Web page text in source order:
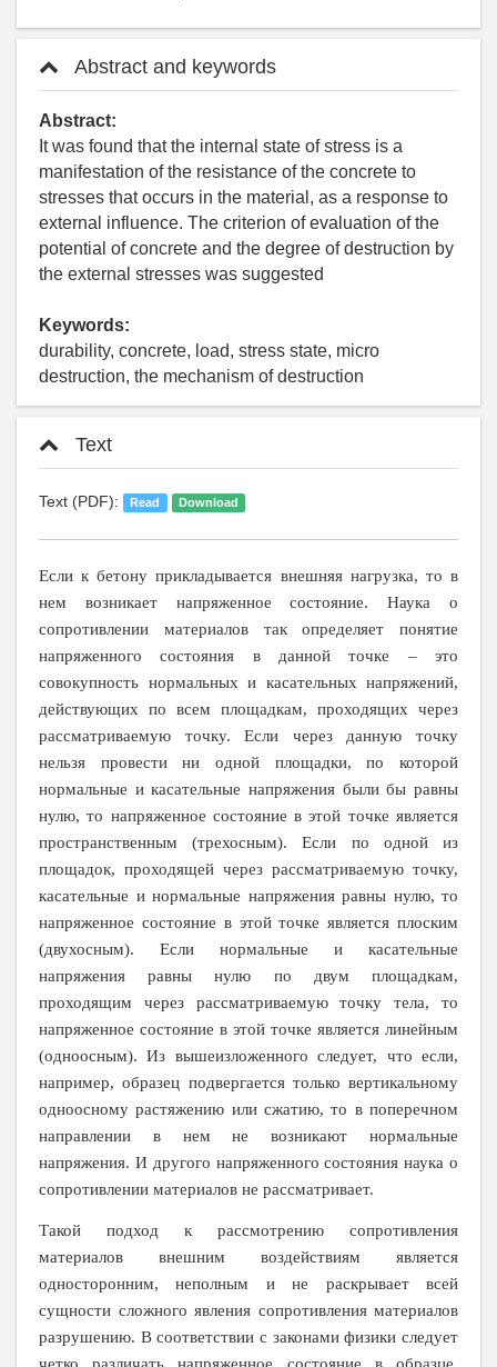
Abstract and keywords
Abstract:
It was found that the internal state of stress is a
manifestation of the resistance of the concrete to
stresses that occurs in the material, as a response to
external influence. The criterion of evaluation of the
potential of concrete and the degree of destruction by
the external stresses was suggested
Keywords:
durability, concrete, load, stress state, micro
destruction, the mechanism of destruction
Text
Text (PDF): Read Download
Если к бетону прикладывается внешняя нагрузка, то в
нем возникает напряженное состояние. Наука о
сопротивлении материалов так определяет понятие
напряженного состояния в данной точке – это
совокупность нормальных и касательных напряжений,
действующих по всем площадкам, проходящих через
рассматриваемую точку. Если через данную точку
нельзя провести ни одной площадки, по которой
нормальные и касательные напряжения были бы равны
нулю, то напряженное состояние в этой точке является
пространственным (трехосным). Если по одной из
площадок, проходящей через рассматриваемую точку,
касательные и нормальные напряжения равны нулю, то
напряженное состояние в этой точке является плоским
(двухосным). Если нормальные и касательные
напряжения равны нулю по двум площадкам,
проходящим через рассматриваемую точку тела, то
напряженное состояние в этой точке является линейным
(одноосным). Из вышеизложенного следует, что если,
например, образец подвергается только вертикальному
одноосному растяжению или сжатию, то в поперечном
направлении в нем не возникают нормальные
напряжения. И другого напряженного состояния наука о
сопротивлении материалов не рассматривает.
Такой подход к рассмотрению сопротивления
материалов внешним воздействиям является
односторонним, неполным и не раскрывает всей
сущности сложного явления сопротивления материалов
разрушению. В соответствии с законами физики следует